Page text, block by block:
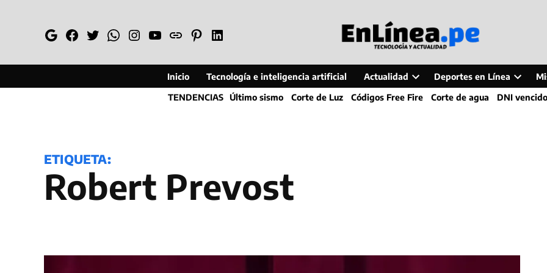
GoogleFacebook
TwitterWhatsapp
Instagram
YouTube
WebPinterestLinkedin
Inicio Tecnología e inteligencia artificial Actualidad
Open
dropdown
Deportes en Línea
Open
dropdown
TENDENCIAS Último sismo Corte de Luz Códigos Free Fire Corte de agua DNI vencido
ETIQUETA:
Robert Prevost